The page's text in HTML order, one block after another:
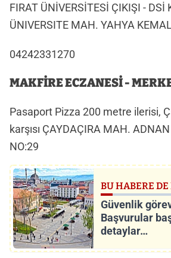
FIRAT ÜNİVERSİTESİ ÇIKIŞI - DSİ
ÜNIVERSITE MAH. YAHYA
04242331270
MAKFİRE ECZANESİ -
Pasaport Pizza 200 metre ilerisi,
karşısı ÇAYDAÇIRA MAH.
NO:29
BU HABERE DE
Güvenlik
Başvurular
detaylar…